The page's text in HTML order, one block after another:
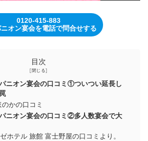
0120-415-883
ニオン宴会を電話で問合せする
目次
ニオン宴会の口コミ①ついつい延長し
かの口コミ
ニオン宴会の口コミ②多人数宴会で大
ホテル 旅館 富士野屋の口コミより。